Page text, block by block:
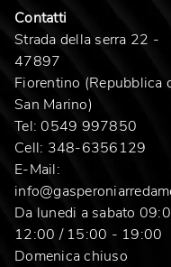
Contatti
Strada della serra 22 -
47897
Fiorentino (Repubblica
San Marino)
Tel: 0549 997850
Cell: 348-6356129
E-Mail:
Da lunedi a sabato
12:00 / 15:00 - 19:00
Domenica chiuso